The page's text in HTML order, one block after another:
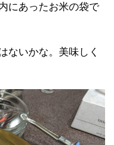
にあったお米の袋で
ないかな。美味しく